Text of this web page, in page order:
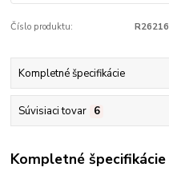
Číslo produktu: R26216
Kompletné špecifikácie
Súvisiaci tovar 6
Kompletné špecifikácie